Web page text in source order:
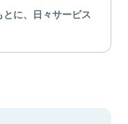
に、日々サービス